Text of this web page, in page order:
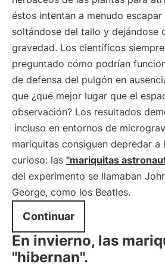
éstos intentan a menudo
soltándose del tallo y dejándose
gravedad. Los científicos
preguntado cómo podrían
de defensa del pulgón en
que ¿qué mejor lugar que el
observación? Los resultados
incluso en entornos de
mariquitas consiguen depredar a
curioso: las "mariquitas
del experimento se llamaban
George, como los Beatles.
Continuar
En invierno, las
"hibernan".